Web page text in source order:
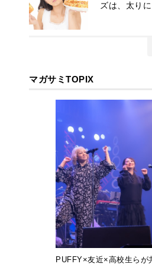
ズは、太り
マガサミTOPIX
PUFFY×友近×高校生ら